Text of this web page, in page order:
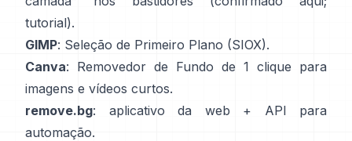
tutorial).
GIMP: Seleção de Primeiro Plano (SIOX).
Canva: Removedor de Fundo de 1 clique para
imagens e vídeos curtos.
remove.bg: aplicativo da web + API para
automação.